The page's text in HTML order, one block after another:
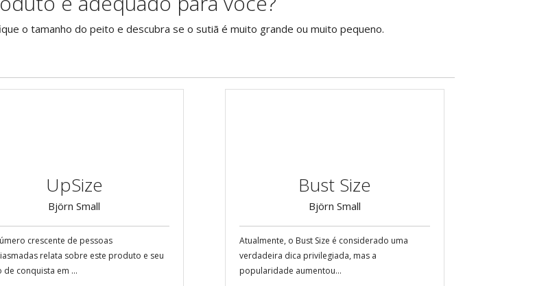
o tamanho do peito e descubra se o sutiã é muito grande ou muito pequeno.
UpSize
Björn Small
crescente de pessoas
relata sobre este produto e seu
de conquista em ...
Bust Size
Björn Small
Atualmente, o Bust Size é considerado uma
verdadeira dica privilegiada, mas a
popularidade aumentou...